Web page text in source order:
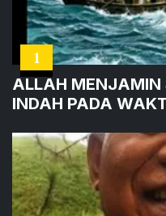
1
ALLAH MENJAMIN
INDAH PADA